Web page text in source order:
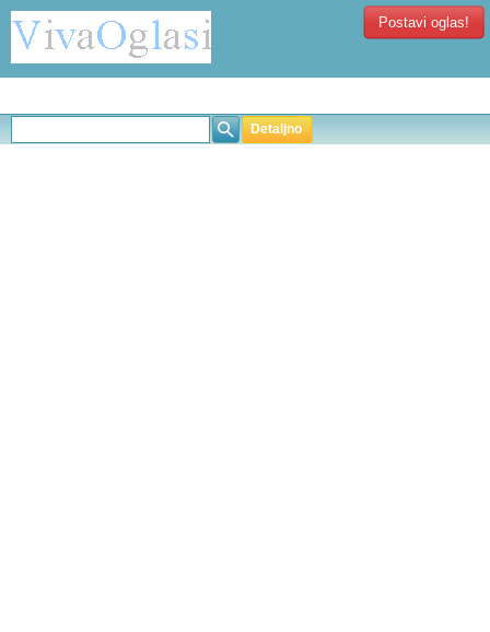
Postavi oglas!
Detaljno